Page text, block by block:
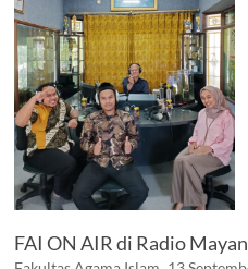
FAI ON AIR di Radio